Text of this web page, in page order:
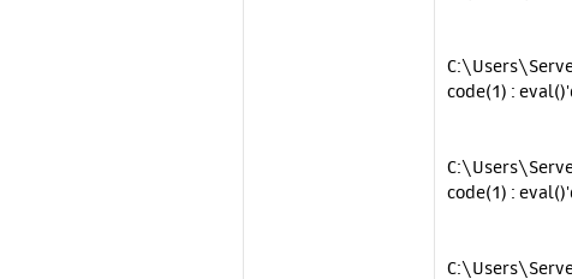
code(1) :
code(1) :